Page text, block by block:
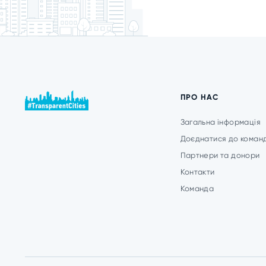
ПРО НАС
Загальна інформація
Доєднатися до
Партнери та донори
Контакти
Команда